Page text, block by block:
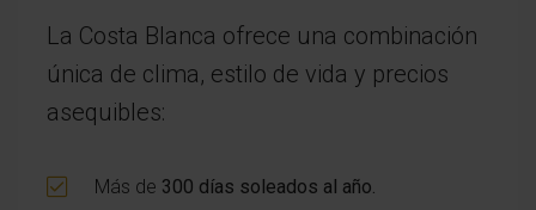
La Costa Blanca ofrece una combinación
única de clima, estilo de vida y precios
asequibles:
Más de 300 días soleados al año.